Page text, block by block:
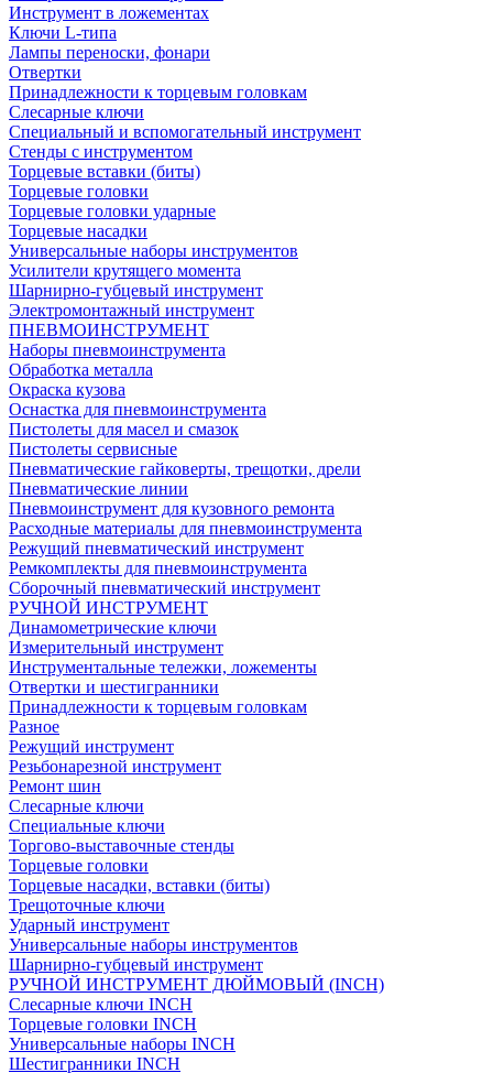
Инструмент в ложементах
Ключи L-типа
Лампы переноски, фонари
Отвертки
Принадлежности к торцевым головкам
Слесарные ключи
Специальный и вспомогательный инструмент
Стенды с инструментом
Торцевые вставки (биты)
Торцевые головки
Торцевые головки ударные
Торцевые насадки
Универсальные наборы инструментов
Усилители крутящего момента
Шарнирно-губцевый инструмент
Электромонтажный инструмент
ПНЕВМОИНСТРУМЕНТ
Наборы пневмоинструмента
Обработка металла
Окраска кузова
Оснастка для пневмоинструмента
Пистолеты для масел и смазок
Пистолеты сервисные
Пневматические гайковерты, трещотки, дрели
Пневматические линии
Пневмоинструмент для кузовного ремонта
Расходные материалы для пневмоинструмента
Режущий пневматический инструмент
Ремкомплекты для пневмоинструмента
Сборочный пневматический инструмент
РУЧНОЙ ИНСТРУМЕНТ
Динамометрические ключи
Измерительный инструмент
Инструментальные тележки, ложементы
Отвертки и шестигранники
Принадлежности к торцевым головкам
Разное
Режущий инструмент
Резьбонарезной инструмент
Ремонт шин
Слесарные ключи
Специальные ключи
Торгово-выставочные стенды
Торцевые головки
Торцевые насадки, вставки (биты)
Трещоточные ключи
Ударный инструмент
Универсальные наборы инструментов
Шарнирно-губцевый инструмент
РУЧНОЙ ИНСТРУМЕНТ ДЮЙМОВЫЙ (INCH)
Слесарные ключи INCH
Торцевые головки INCH
Универсальные наборы INCH
Шестигранники INCH